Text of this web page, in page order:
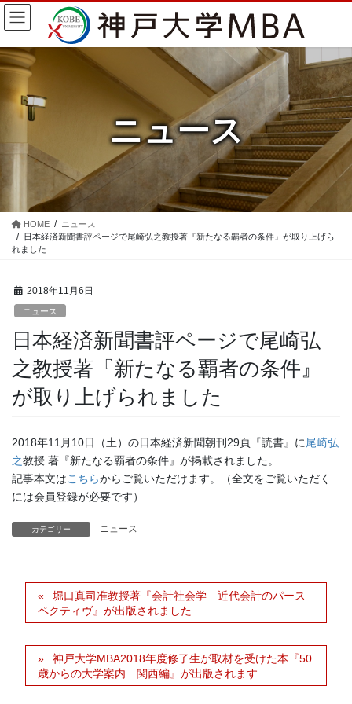
コ
ン
ン
ナ
ビ
ー
ニュース
HOME
ニュース
日本経済新聞書評ページで尾崎弘之教授著『新たなる覇者の条件』が取り上げら
れました
2018年11月6日
ニュース
日本経済新聞書評ページで尾崎弘
之教授著『新たなる覇者の条件』
が取り上げられました
2018年11月10日（土）の日本経済新聞朝刊29頁『読書』に尾崎弘
之教授 著『新たなる覇者の条件』が掲載されました。
記事本文はこちらからご覧いただけます。（全文をご覧いただく
には会員登録が必要です）
カテゴリー ニュース
堀口真司准教授著『会計社会学 近代会計のパース
ペクティヴ』が出版されました
神戸大学MBA2018年度修了生が取材を受けた本『50
歳からの大学案内 関西編』が出版されます